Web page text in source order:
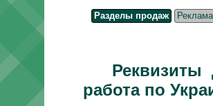
Разделы продаж Реклама
работа по